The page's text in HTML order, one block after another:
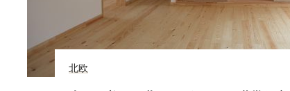
北欧